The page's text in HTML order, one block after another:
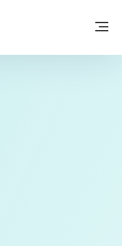
- HOMEPAGE DO